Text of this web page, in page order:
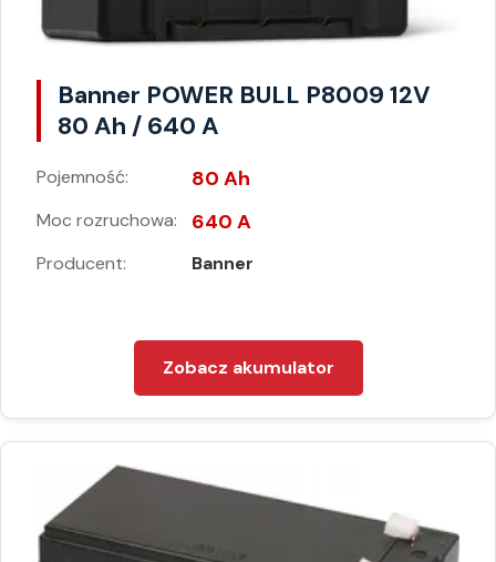
Banner POWER BULL P8009 12V
80 Ah / 640 A
Pojemność: 80 Ah
Moc rozruchowa: 640 A
Producent: Banner
Zobacz akumulator